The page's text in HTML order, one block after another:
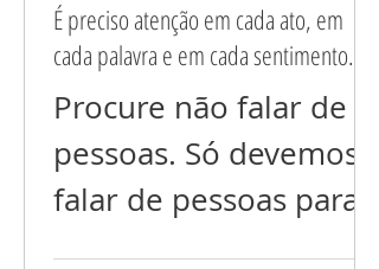
É preciso atenção em cada ato, em
cada palavra e em cada sentimento.
Procure não falar de
pessoas. Só devemos
falar de pessoas para